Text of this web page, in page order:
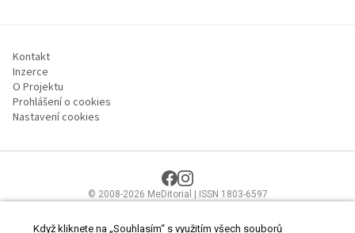
Kontakt
Inzerce
O Projektu
Prohlášení o cookies
Nastavení cookies
© 2008-2026 MeDitorial | ISSN 1803-6597
zdravotnictví.Čtěte prohlášeníaZásady zpracování osobních údajů
Když kliknete na „Souhlasím“ s využitím všech souborů